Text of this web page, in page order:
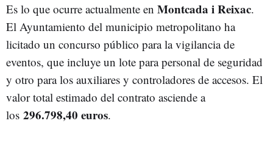
Es lo que ocurre actualmente en Montcada i Reixac.
El Ayuntamiento del municipio metropolitano ha
licitado un concurso público para la vigilancia de
eventos, que incluye un lote para personal de seguridad
y otro para los auxiliares y controladores de accesos. El
valor total estimado del contrato asciende a
los 296.798,40 euros.